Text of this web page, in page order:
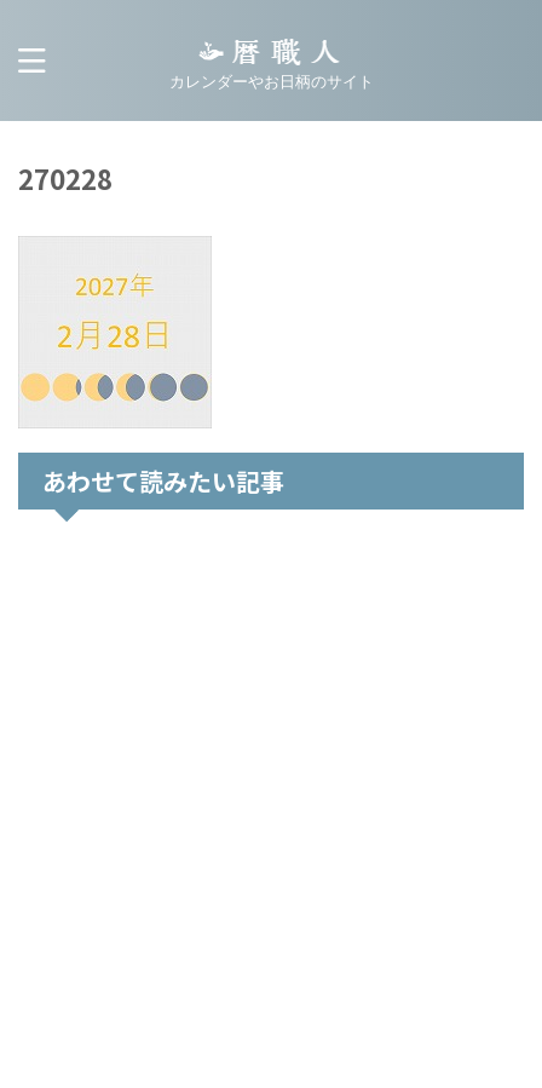
カレンダーやお日柄のサイト
270228
あわせて読みたい記事